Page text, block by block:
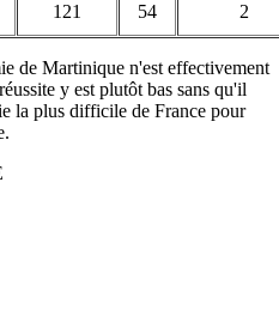
121 54 2
de Martinique n'est effectivement
y est plutôt bas sans qu'il
la plus difficile de France pour